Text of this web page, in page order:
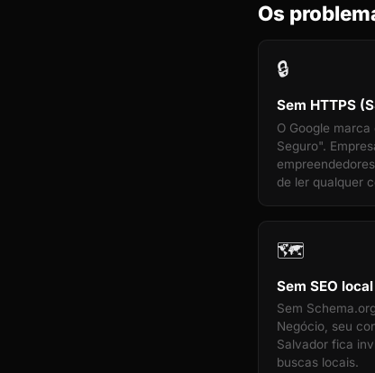
Os
🔒
Sem HTTPS
O Google
Seguro".
de ler qualquer
🗺️
Sem SEO local
Sem
Negócio, seu
Salvador fica
buscas locais.